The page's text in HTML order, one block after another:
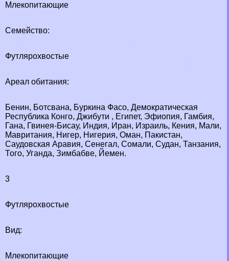
Млекопитающие
Семейство:
Футлярохвостые
Ареал обитания:
Бенин, Ботсвана, Буркина Фасо, Демократическая
Республика Конго, Джибути , Египет, Эфиопия, Гамбия,
Гана, Гвинея-Бисау, Индия, Иран, Израиль, Кения, Мали,
Мавритания, Нигер, Нигерия, Оман, Пакистан,
Саудовская Аравия, Сенегал, Сомали, Судан, Танзания,
Того, Уганда, Зимбабве, Йемен.
3
Футлярохвостые
Вид:
Млекопитающие